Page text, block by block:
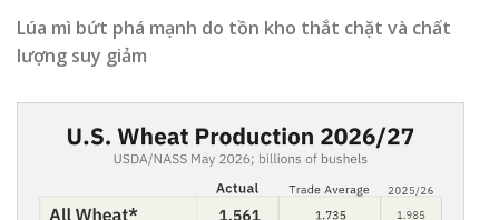
Lúa mì bứt phá mạnh do tồn kho thắt chặt và chất
lượng suy giảm